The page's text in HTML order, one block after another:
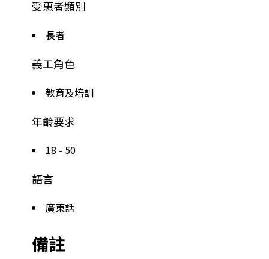
受惠者類別
長者
義工角色
教育及培訓
年齡要求
18 - 50
語言
廣東話
備註